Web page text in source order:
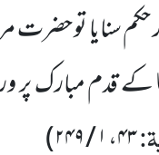
سنایا تو حضرت
کے قدم مبارک پر
۴۳، ۱ / ۲۴۹)